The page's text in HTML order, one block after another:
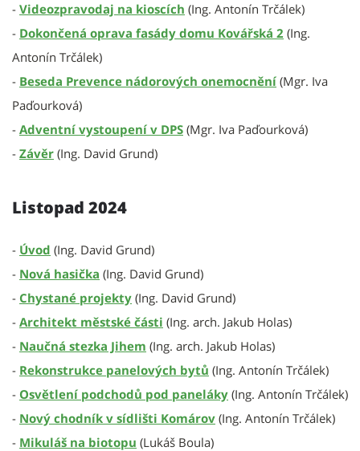
- Videozpravodaj na kioscích (Ing. Antonín Trčálek)
- Dokončená oprava fasády domu Kovářská 2 (Ing.
Antonín Trčálek)
- Beseda Prevence nádorových onemocnění (Mgr. Iva
Paďourková)
- Adventní vystoupení v DPS (Mgr. Iva Paďourková)
- Závěr (Ing. David Grund)
Listopad 2024
- Úvod (Ing. David Grund)
- Nová hasička (Ing. David Grund)
- Chystané projekty (Ing. David Grund)
- Architekt městské části (Ing. arch. Jakub Holas)
- Naučná stezka Jihem (Ing. arch. Jakub Holas)
- Rekonstrukce panelových bytů (Ing. Antonín Trčálek)
- Osvětlení podchodů pod paneláky (Ing. Antonín Trčálek)
- Nový chodník v sídlišti Komárov (Ing. Antonín Trčálek)
- Mikuláš na biotopu (Lukáš Boula)